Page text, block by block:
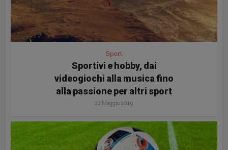
Sport
Sportivi e hobby, dai
videogiochi alla musica fino
alla passione per altri sport
22 Maggio 2019